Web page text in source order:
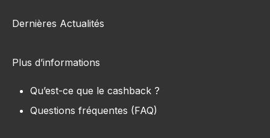
Dernières Actualités
Plus d’informations
Qu’est-ce que le cashback ?
Questions fréquentes (FAQ)